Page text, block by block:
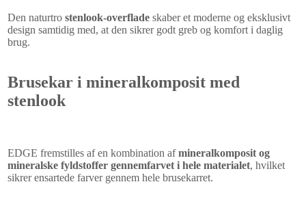
Den naturtrostenlook-overflade skaber et moderne og eksklusivt
design samtidig med, at den sikrer godt greb og komfort i daglig
brug.
Brusekar i mineralkomposit med
stenlook
EDGE fremstilles af en kombination afmineralkomposit og
mineralske fyldstoffer gennemfarvet i hele materialet, hvilket
sikrer ensartede farver gennem hele brusekarret.